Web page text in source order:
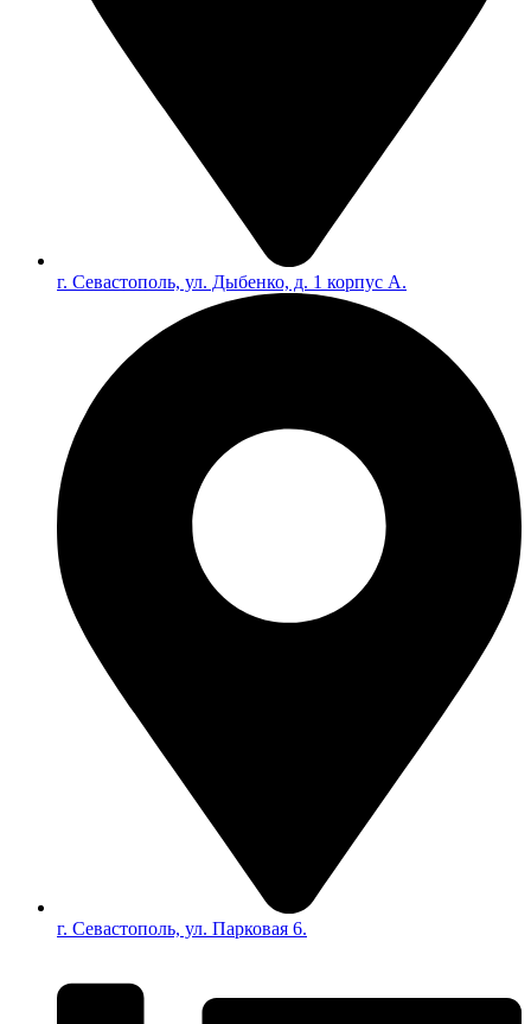
г. Севастополь, ул. Дыбенко, д. 1 корпус А.
г. Севастополь, ул. Парковая 6.